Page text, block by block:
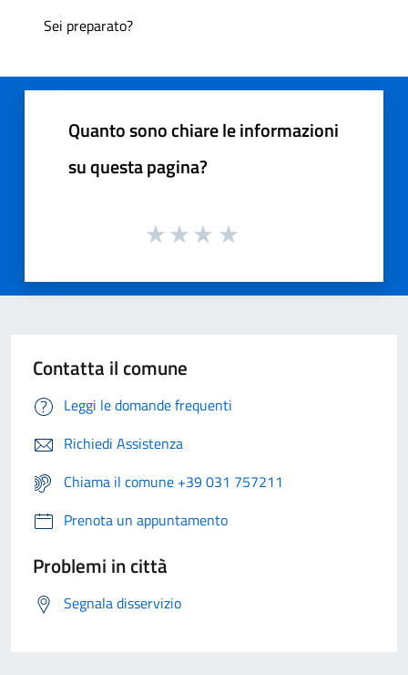
Sei preparato?
Quanto sono chiare le informazioni
su questa pagina?
Contatta il comune
Leggi le domande frequenti
Richiedi Assistenza
Chiama il comune +39 031 757211
Prenota un appuntamento
Problemi in città
Segnala disservizio